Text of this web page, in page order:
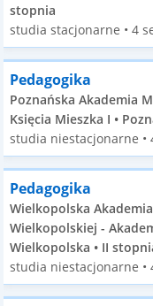
stopnia
studia stacjonarne • 4
Pedagogika
Poznańska Akademia
Księcia Mieszka I •
studia niestacjonarne •
Pedagogika
Wielkopolska
Wielkopolskiej -
Wielkopolska • II
studia niestacjonarne •